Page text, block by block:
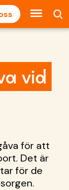
vid
för att
Det är
för de